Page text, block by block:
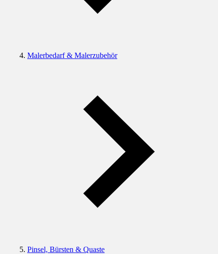
Malerbedarf & Malerzubehör
Pinsel, Bürsten & Quaste